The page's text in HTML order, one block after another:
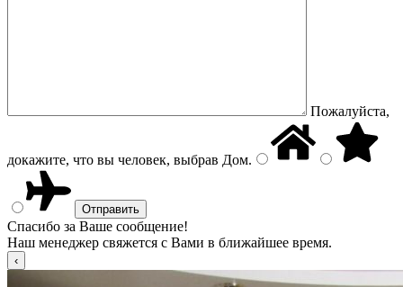
Пожалуйста,
докажите, что вы человек, выбрав Дом.
Спасибо за Ваше сообщение!
Наш менеджер свяжется с Вами в ближайшее время.